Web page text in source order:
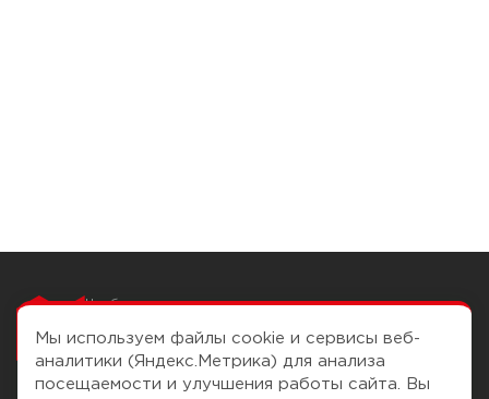
Чтобы вам легко
Мы используем файлы cookie и сервисы веб-
аналитики (Яндекс.Метрика) для анализа
посещаемости и улучшения работы сайта. Вы